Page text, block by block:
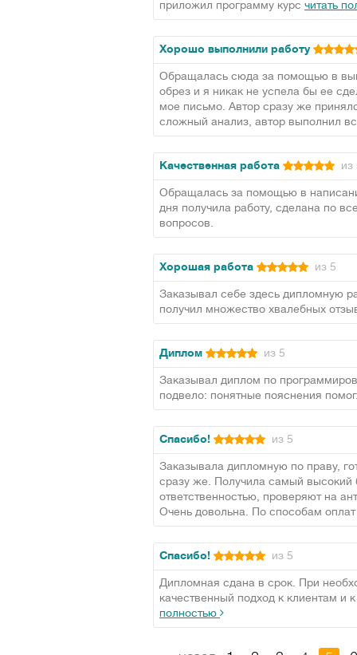
приложил программу курс читать
Хорошо выполнили работу
Обращалась сюда за помощью в
обрез и я никак не успела бы ее
мое письмо. Автор сразу же
сложный анализ, автор выполнил
Качественная работа из
Обращалась за помощью в
дня получила работу, сделана по
вопросов.
Хорошая работа из 5
Заказывал себе здесь дипломную
получил множество хвалебных
Диплом из 5
Заказывал диплом по
подвело: понятные пояснения
Спасибо! из 5
Заказывала дипломную по праву,
сразу же. Получила самый высокий
ответственностью, проверяют на
Очень довольна. По способам оплат
Спасибо! из 5
Дипломная сдана в срок. При
качественный подход к клиентам и
полностью